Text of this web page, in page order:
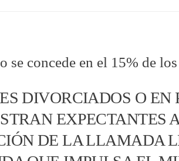
se concede en el 15% de
DIVORCIADOS O EN
EXPECTANTES
DE LA LLAMADA